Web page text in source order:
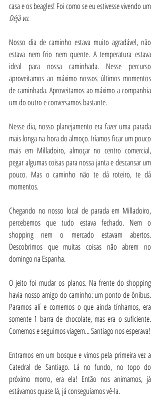
Déjà vu.
Nosso dia de caminho estava muito agradável, não
estava nem frio nem quente. A temperatura estava
ideal para nossa caminhada. Nesse percurso
aproveitamos ao máximo nossos últimos momentos
de caminhada. Aproveitamos ao máximo a companhia
um do outro e conversamos bastante.
Nesse dia, nosso planejamento era fazer uma parada
mais longa na hora do almoço. Iríamos ficar um pouco
mais em Milladoiro, almoçar no centro comercial,
pegar algumas coisas para nossa janta e descansar um
pouco. Mas o caminho não te dá roteiro, te dá
momentos.
Chegando no nosso local de parada em Milladoiro,
percebemos que tudo estava fechado. Nem o
shopping nem o mercado estavam abertos.
Descobrimos que muitas coisas não abrem no
domingo na Espanha.
O jeito foi mudar os planos. Na frente do shopping
havia nosso amigo do caminho: um ponto de ônibus.
Paramos alí e comemos o que ainda tínhamos, era
somente 1 barra de chocolate, mas era o suficiente.
Comemos e seguimos viagem... Santiago nos esperava!
Entramos em um bosque e vimos pela primeira vez a
Catedral de Santiago. Lá no fundo, no topo do
próximo morro, era ela! Então nos animamos, já
estávamos quase lá, já conseguíamos vê-la.